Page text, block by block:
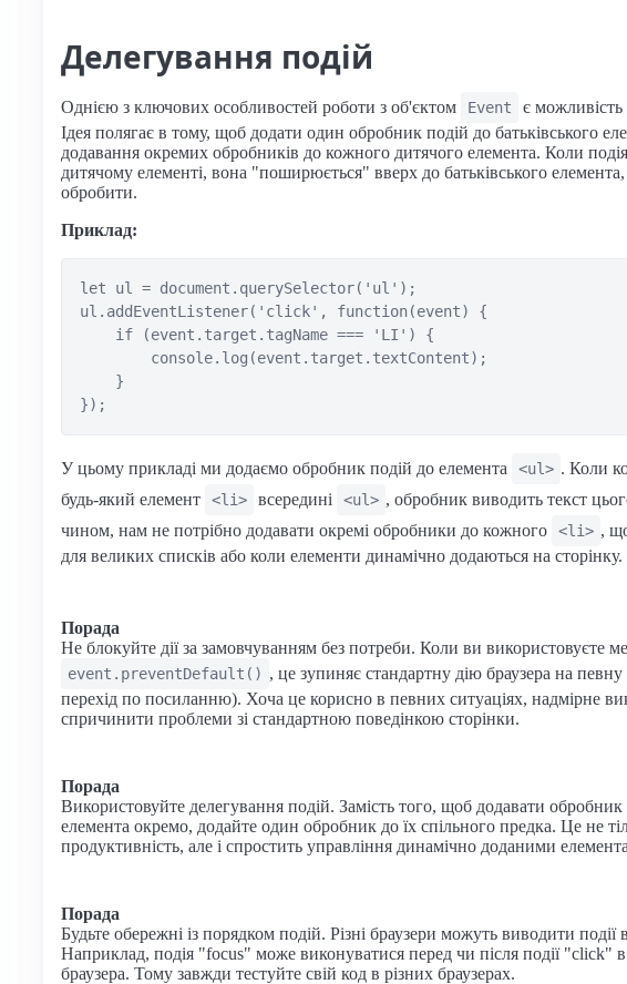
Делегування подій
Однією з ключових особливостей роботи з об'єктом Event
є можливість
Ідея полягає в тому, щоб додати один обробник подій до батьківського
додавання окремих обробників до кожного дитячого елемента. Коли подія
дитячому елементі, вона "поширюється" вверх до батьківського елемента,
обробити.
Приклад:
let ul = document.querySelector('ul');
ul.addEventListener('click', function(event) {
    if (event.target.tagName === 'LI') {
        console.log(event.target.textContent);
    }
У цьому прикладі ми додаємо обробник подій до елемента <ul> . Коли
будь-який елемент
<li> всередині <ul> , обробник виводить текст
чином, нам не потрібно додавати окремі обробники до кожного
<li> ,
для великих списків або коли елементи динамічно додаються на сторінку.
Порада
Не блокуйте дії за замовчуванням без потреби. Коли ви використовуєте
event.preventDefault() , це зупиняє стандартну дію браузера на
перехід по посиланню). Хоча це корисно в певних ситуаціях, надмірне
спричинити проблеми зі стандартною поведінкою сторінки.
Порада
Використовуйте делегування подій. Замість того, щоб додавати
елемента окремо, додайте один обробник до їх спільного предка. Це не
продуктивність, але і спростить управління динамічно доданими
Порада
Будьте обережні із порядком подій. Різні браузери можуть виводити події
Наприклад, подія "focus" може виконуватися перед чи після події "click" в
браузера. Тому завжди тестуйте свій код в різних браузерах.